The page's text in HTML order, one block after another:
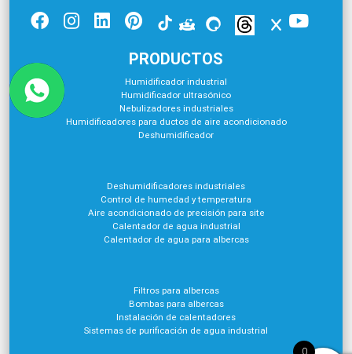
PRODUCTOS
Humidificador industrial
Humidificador ultrasónico
Nebulizadores industriales
Humidificadores para ductos de aire acondicionado
Deshumidificador
Deshumidificadores industriales
Control de humedad y temperatura
Aire acondicionado de precisión para site
Calentador de agua industrial
Calentador de agua para albercas
Filtros para albercas
Bombas para albercas
Instalación de calentadores
Sistemas de purificación de agua industrial
0